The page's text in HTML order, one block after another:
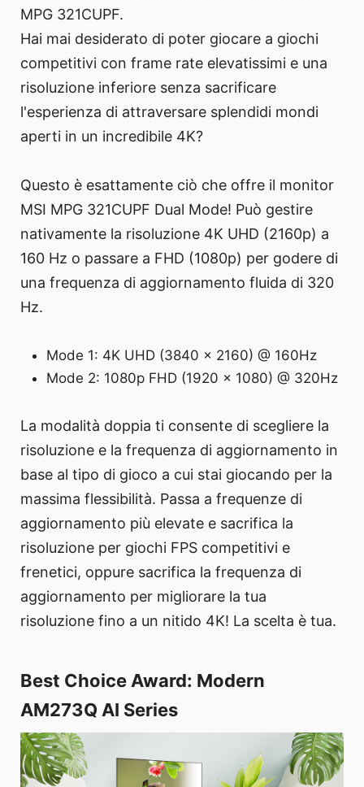
MPG 321CUPF.
Hai mai desiderato di poter giocare a giochi
competitivi con frame rate elevatissimi e una
risoluzione inferiore senza sacrificare
l'esperienza di attraversare splendidi mondi
aperti in un incredibile 4K?
Questo è esattamente ciò che offre il monitor
MSI MPG 321CUPF Dual Mode! Può gestire
nativamente la risoluzione 4K UHD (2160p) a
160 Hz o passare a FHD (1080p) per godere di
una frequenza di aggiornamento fluida di 320
Hz.
Mode 1: 4K UHD (3840 x 2160) @ 160Hz
Mode 2: 1080p FHD (1920 x 1080) @ 320Hz
La modalità doppia ti consente di scegliere la
risoluzione e la frequenza di aggiornamento in
base al tipo di gioco a cui stai giocando per la
massima flessibilità. Passa a frequenze di
aggiornamento più elevate e sacrifica la
risoluzione per giochi FPS competitivi e
frenetici, oppure sacrifica la frequenza di
aggiornamento per migliorare la tua
risoluzione fino a un nitido 4K! La scelta è tua.
Best Choice Award: Modern
AM273Q AI Series